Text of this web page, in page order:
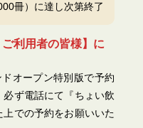
冊）に達し次第終了
利用者の皆様】に
オープン特別版で予約
ず電話にて『ちょい飲
での予約をお願いいた